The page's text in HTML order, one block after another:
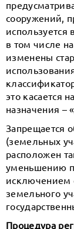
сооружений,
используется
в том числе
изменены
это касается
назначения –
Запрещается
(земельных
расположен
уменьшению
исключением
земельного
Процедура